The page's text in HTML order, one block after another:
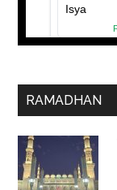
RAMADHAN